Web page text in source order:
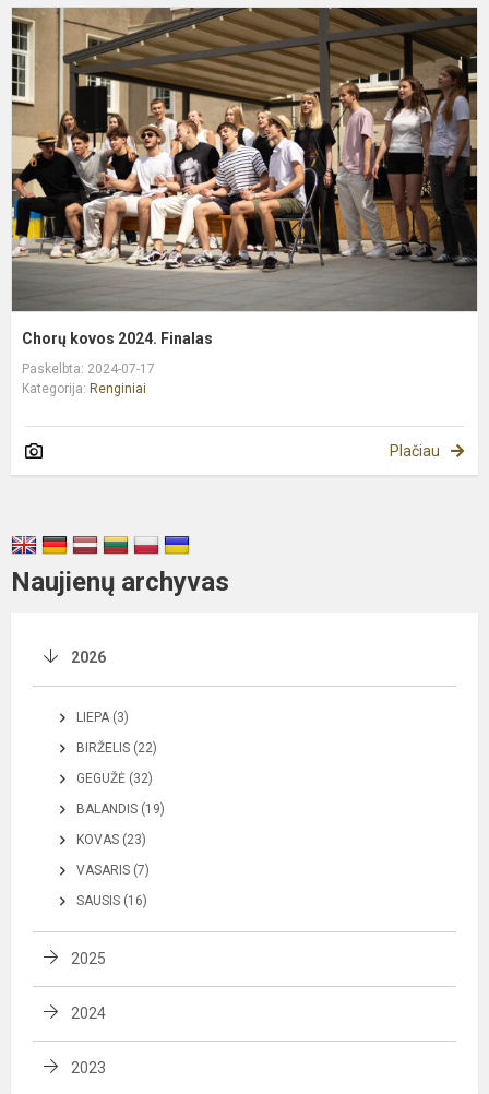
Chorų kovos 2024. Finalas
Paskelbta: 2024-07-17
Kategorija: Renginiai
Plačiau
Naujienų archyvas
2026
LIEPA (3)
BIRŽELIS (22)
GEGUŽĖ (32)
BALANDIS (19)
KOVAS (23)
VASARIS (7)
SAUSIS (16)
2025
2024
2023